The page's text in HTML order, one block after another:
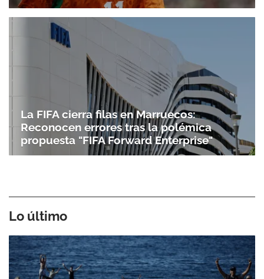
La FIFA cierra filas en Marruecos:
Reconocen errores tras la polémica
propuesta "FIFA Forward Enterprise"
Lo último